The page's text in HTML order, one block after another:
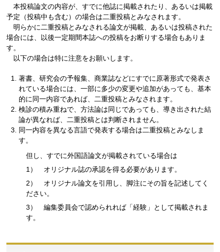
本投稿論文の内容が、すでに他誌に掲載されたり、あるいは掲載
予定（投稿中も含む）の場合は二重投稿とみなされます。
明らかに二重投稿とみなされる論文が掲載、あるいは投稿された
場合には、以後一定期間本誌への投稿をお断りする場合もありま
す。
以下の場合は特に注意をお願いします。
著書、研究会の予報集、商業誌などにすでに原著形式で発表さ
れている場合には、一部に多少の変更や追加があっても、基本
的に同一内容であれば、二重投稿とみなされます。
検診の積み重ねで、方法論は同じであっても、導き出された結
論が異なれば、二重投稿とは判断されません。
同一内容を異なる言語で発表する場合は二重投稿とみなしま
す。
但し、すでに外国語論文が掲載されている場合は
1） オリジナル誌の承認を得る必要があります。
2） オリジナル論文を引用し、脚注にその旨を記述してく
ださい。
3） 編集委員会で認められれば「経験」として掲載されま
す。